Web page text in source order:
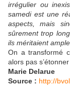
irrégulier ou
samedi est une
aspects, mais
sûrement trop
ils méritaient
On a transformé
alors pas
Marie Delarue
Source : http://